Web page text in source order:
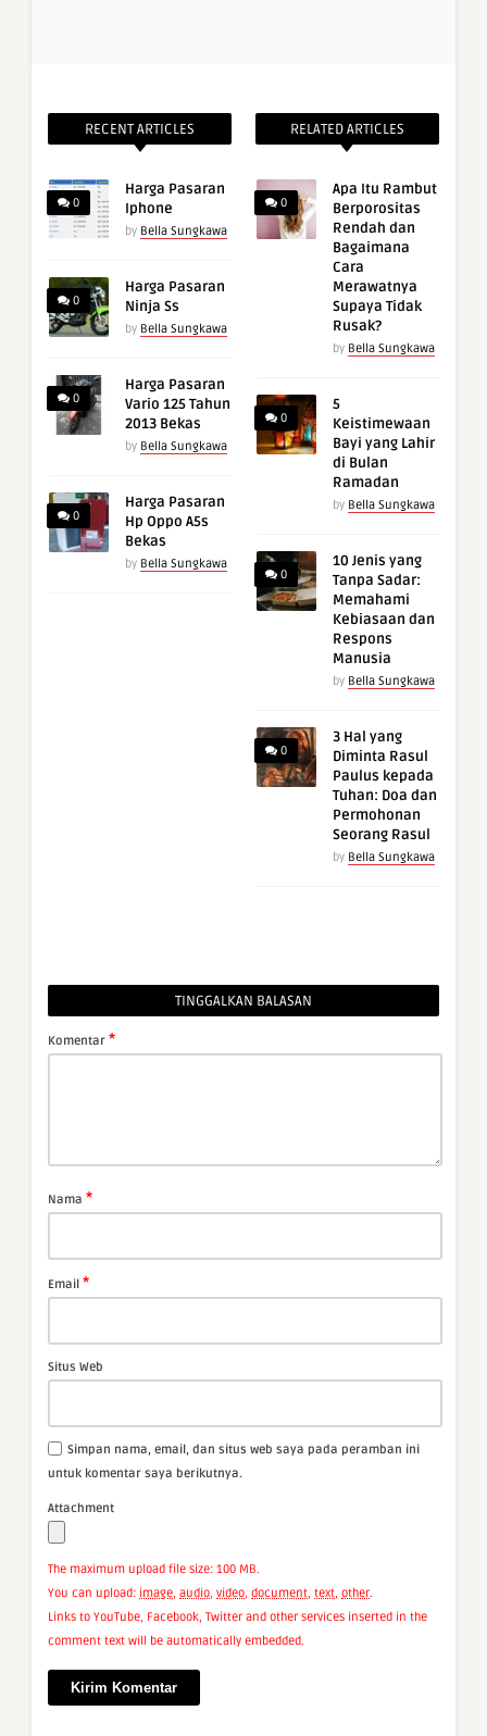
RECENT ARTICLES
0
Harga Pasaran
Iphone
by Bella Sungkawa
0
Harga Pasaran
Ninja Ss
by Bella Sungkawa
0
Harga Pasaran
Vario 125 Tahun
2013 Bekas
by Bella Sungkawa
0
Harga Pasaran
Hp Oppo A5s
Bekas
by Bella Sungkawa
RELATED ARTICLES
0
Apa Itu Rambut
Berporositas
Rendah dan
Bagaimana
Cara
Merawatnya
Supaya Tidak
Rusak?
by Bella Sungkawa
0
5
Keistimewaan
Bayi yang Lahir
di Bulan
Ramadan
by Bella Sungkawa
0
10 Jenis yang
Tanpa Sadar:
Memahami
Kebiasaan dan
Respons
Manusia
by Bella Sungkawa
0
3 Hal yang
Diminta Rasul
Paulus kepada
Tuhan: Doa dan
Permohonan
Seorang Rasul
by Bella Sungkawa
TINGGALKAN BALASAN
Komentar *
Nama *
Email *
Situs Web
Simpan nama, email, dan situs web saya pada peramban ini
untuk komentar saya berikutnya.
Attachment
The maximum upload file size: 100 MB.
You can upload: image, audio, video, document, text, other.
Links to YouTube, Facebook, Twitter and other services inserted in the
comment text will be automatically embedded.